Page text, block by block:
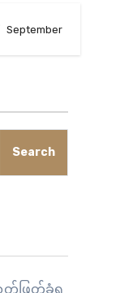
September
Search
ဖြတ်ခံရ